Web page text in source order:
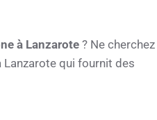
à Lanzarote ? Ne cherchez
Lanzarote qui fournit des